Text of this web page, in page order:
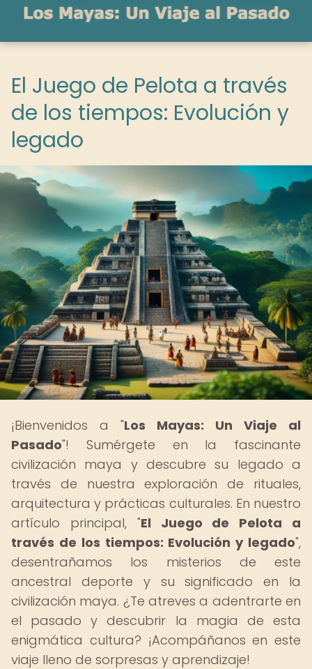
El Juego de Pelota a través
de los tiempos: Evolución y
legado
¡Bienvenidos a "Los Mayas: Un Viaje al
Pasado"! Sumérgete en la fascinante
civilización maya y descubre su legado a
través de nuestra exploración de rituales,
arquitectura y prácticas culturales. En nuestro
artículo principal, "El Juego de Pelota a
través de los tiempos: Evolución y legado",
desentrañamos los misterios de este
ancestral deporte y su significado en la
civilización maya. ¿Te atreves a adentrarte en
el pasado y descubrir la magia de esta
enigmática cultura? ¡Acompáñanos en este
viaje lleno de sorpresas y aprendizaje!